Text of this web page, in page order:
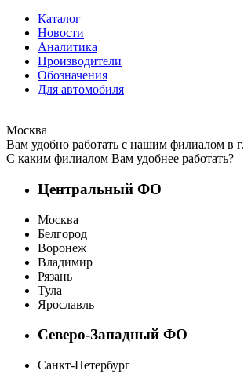
Каталог
Новости
Аналитика
Производители
Обозначения
Для автомобиля
Москва
Вам удобно работать с нашим филиалом в г.
С каким филиалом Вам удобнее работать?
Центральный ФО
Москва
Белгород
Воронеж
Владимир
Рязань
Тула
Ярославль
Северо-Западный ФО
Санкт-Петербург